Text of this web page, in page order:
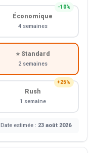
−10%
Économique
4 semaines
⭐ Standard
2 semaines
+25%
Rush
1 semaine
Date estimée : 23 août 2026